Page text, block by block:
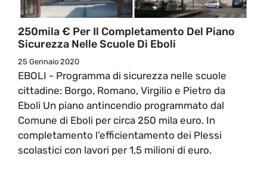
250mila € Per Il Completamento Del Piano
Sicurezza Nelle Scuole Di Eboli
25 Gennaio 2020
EBOLI - Programma di sicurezza nelle scuole
cittadine: Borgo, Romano, Virgilio e Pietro da
Eboli Un piano antincendio programmato dal
Comune di Eboli per circa 250 mila euro. In
completamento l’efficientamento dei Plessi
scolastici con lavori per 1,5 milioni di euro.